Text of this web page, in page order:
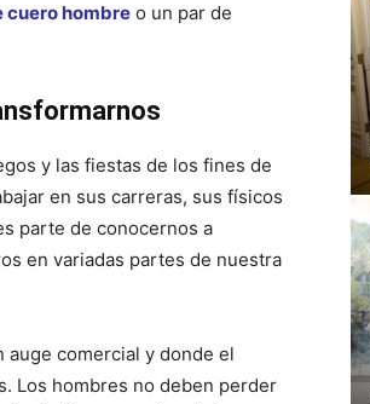
cuero hombre o un par de
y las fiestas de los fines de
en sus carreras, sus físicos
parte de conocernos a
en variadas partes de nuestra
auge comercial y donde el
Los hombres no deben perder